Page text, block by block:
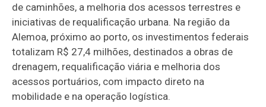
de caminhões, a melhoria dos acessos terrestres e
iniciativas de requalificação urbana. Na região da
Alemoa, próximo ao porto, os investimentos federais
totalizam R$ 27,4 milhões, destinados a obras de
drenagem, requalificação viária e melhoria dos
acessos portuários, com impacto direto na
mobilidade e na operação logística.